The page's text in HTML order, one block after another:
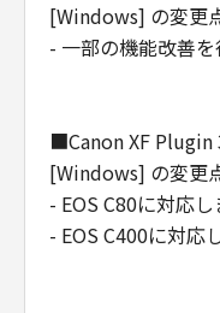
[Windows] の変更
- 一部の機能改善を
■Canon XF Plugin
[Windows] の変更
- EOS C80に対応し
- EOS C400に対応